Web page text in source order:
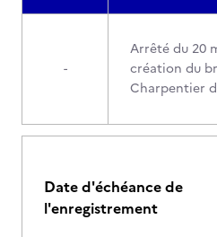
-
Arrêté du 20
création du
Charpentier
Date d'échéance de
l'enregistrement